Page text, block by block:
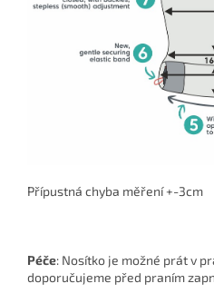
Přípustná chyba měření +-3cm
Péče: Nosítko je možné prát v
doporučujeme před praním